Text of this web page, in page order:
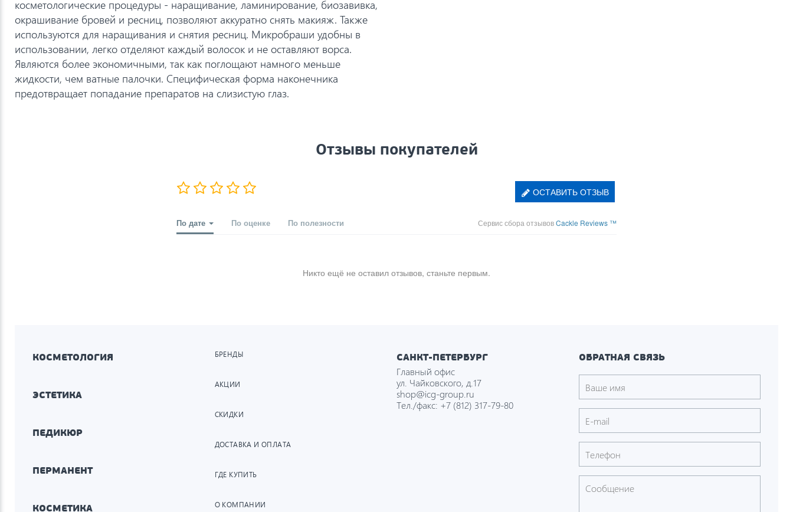
косметологические процедуры - наращивание, ламинирование, биозавивка,
окрашивание бровей и ресниц, позволяют аккуратно снять макияж. Также
используются для наращивания и снятия ресниц. Микробраши удобны в
использовании, легко отделяют каждый волосок и не оставляют ворса.
Являются более экономичными, так как поглощают намного меньше
жидкости, чем ватные палочки. Специфическая форма наконечника
предотвращает попадание препаратов на слизистую глаз.
Отзывы покупателей
ОСТАВИТЬ ОТЗЫВ
По дате По оценке По полезности Сервис сбора отзывовCackle Reviews ™
Никто ещё не оставил отзывов, станьте первым.
КОСМЕТОЛОГИЯ
ЭСТЕТИКА
ПЕДИКЮР
ПЕРМАНЕНТ
КОСМЕТИКА
БРЕНДЫ
АКЦИИ
СКИДКИ
ДОСТАВКА И ОПЛАТА
ГДЕ КУПИТЬ
О КОМПАНИИ
САНКТ-ПЕТЕРБУРГ
Главный офис
ул. Чайковского, д.17
shop@icg-group.ru
Тел./факс: +7 (812) 317-79-80
ОБРАТНАЯ СВЯЗЬ